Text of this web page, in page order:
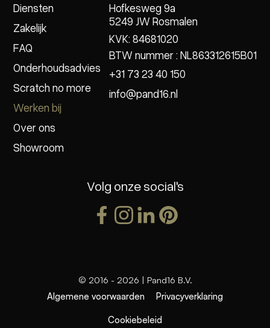
Diensten
Zakelijk
FAQ
Onderhoudsadvies
Scratch no more
Werken bij
Over ons
Showroom
Hofkesweg 9a
5249 JW Rosmalen
KVK: 84681020
BTW nummer : NL863312615B01
+31 73 23 40 150
info@pand16.nl
Volg onze social's
© 2016 - 2026 | Pand16 B.V.
Algemene voorwaarden
Privacyverklaring
Cookiebeleid